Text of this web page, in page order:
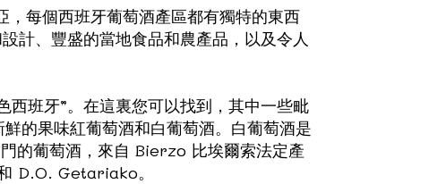
每個西班牙葡萄酒產區都有獨特的東西
計、豐盛的當地食品和農產品，以及令人
班牙”。在這裏您可以找到，其中一些毗
的果味紅葡萄酒和白葡萄酒。白葡萄酒是
的葡萄酒，來自 Bierzo 比埃爾索法定產
D.O. Getariako。